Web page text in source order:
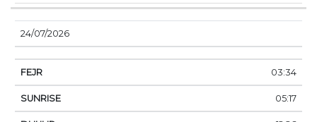
24/07/2026
03:34
05:17